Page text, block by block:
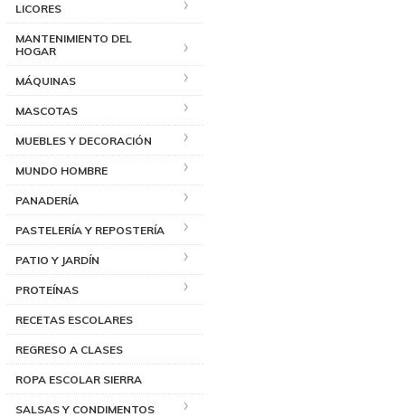
LICORES
MANTENIMIENTO DEL
HOGAR
MÁQUINAS
MASCOTAS
MUEBLES Y DECORACIÓN
MUNDO HOMBRE
PANADERÍA
PASTELERÍA Y REPOSTERÍA
PATIO Y JARDÍN
PROTEÍNAS
RECETAS ESCOLARES
REGRESO A CLASES
ROPA ESCOLAR SIERRA
SALSAS Y CONDIMENTOS